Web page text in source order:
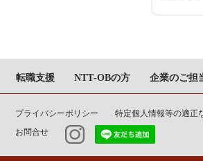
転職支援 NTT‐OBの方 企業のご担
プライバシーポリシー
特定個人情報等の適正
お問合せ